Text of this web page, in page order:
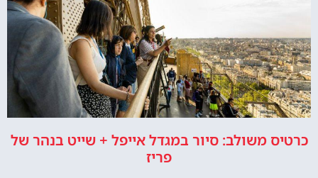
כרטיס משולב: סיור במגדל אייפל + שייט בנהר של
פריז